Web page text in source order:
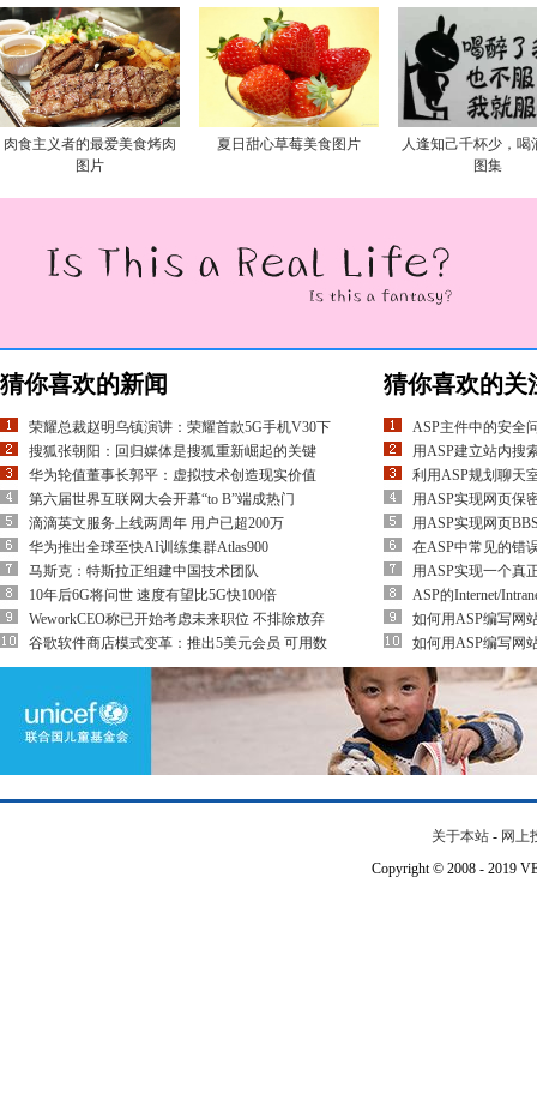
肉食主义者的最爱美食烤肉
图片
夏日甜心草莓美食图片
人逢知己千杯少，喝
图集
猜你喜欢的新闻
荣耀总裁赵明乌镇演讲：荣耀首款5G手机V30下
搜狐张朝阳：回归媒体是搜狐重新崛起的关键
华为轮值董事长郭平：虚拟技术创造现实价值
第六届世界互联网大会开幕“to B”端成热门
滴滴英文服务上线两周年 用户已超200万
华为推出全球至快AI训练集群Atlas900
马斯克：特斯拉正组建中国技术团队
10年后6G将问世 速度有望比5G快100倍
WeworkCEO称已开始考虑未来职位 不排除放弃
谷歌软件商店模式变革：推出5美元会员 可用数
猜你喜欢的关
ASP主件中的安全
用ASP建立站内搜
利用ASP规划聊天
用ASP实现网页保
用ASP实现网页
在ASP中常见的错
用ASP实现一个真
ASP的Internet/
如何用ASP编写网
如何用ASP编写网
关于本站 - 网上
Copyright © 2008 - 2019